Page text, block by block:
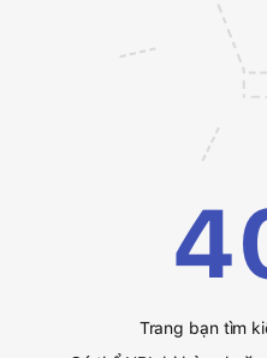
Trang bạn tìm